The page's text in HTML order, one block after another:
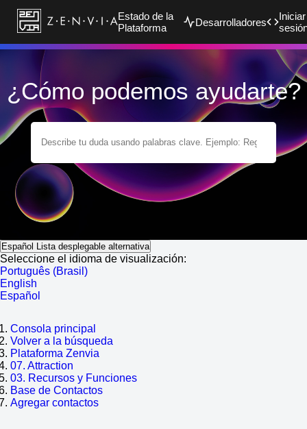
Estado de la
Plataforma
Desarrolladores
Iniciar
¿Cómo podemos ayudarte?
Español Lista desplegable alternativa
Seleccione el idioma de visualización:
Português (Brasil)
English
Español
Consola principal
Volver a la búsqueda
Plataforma Zenvia
07. Attraction
03. Recursos y Funciones
Base de Contactos
Agregar contactos